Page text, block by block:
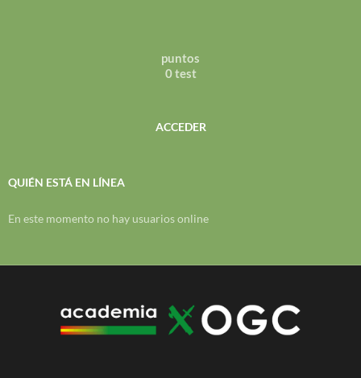
puntos
0 test
ACCEDER
QUIÉN ESTÁ EN LÍNEA
En este momento no hay usuarios online